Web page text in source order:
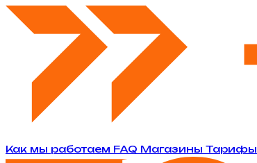
Как мы работаем FAQ Магазины Тарифы